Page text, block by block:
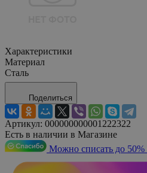
Характеристики
Материал
Сталь
Поделиться
Артикул: 000000000001222322
Есть в наличии в Магазине
Можно списать до